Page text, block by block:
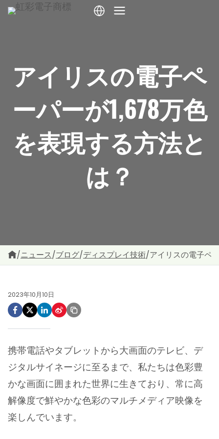
内
アイリスの電子ペ
ーパーが1,678万色
を表現する方法と
は？
/ニュース/ブログ/ディスプレイ技術/アイリスの電子ペ
2023年10月10日
携帯電話やタブレットから大画面のテレビ、デ
ジタルサイネージに至るまで、私たちは色彩豊
かな画面に囲まれた世界に生きており、常に高
解像度で鮮やかな色彩のマルチメディア映像を
楽しんでいます。